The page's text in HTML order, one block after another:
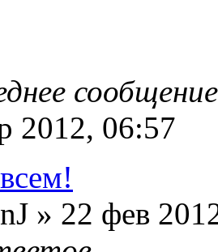
2012, 06:57
» 22 фев